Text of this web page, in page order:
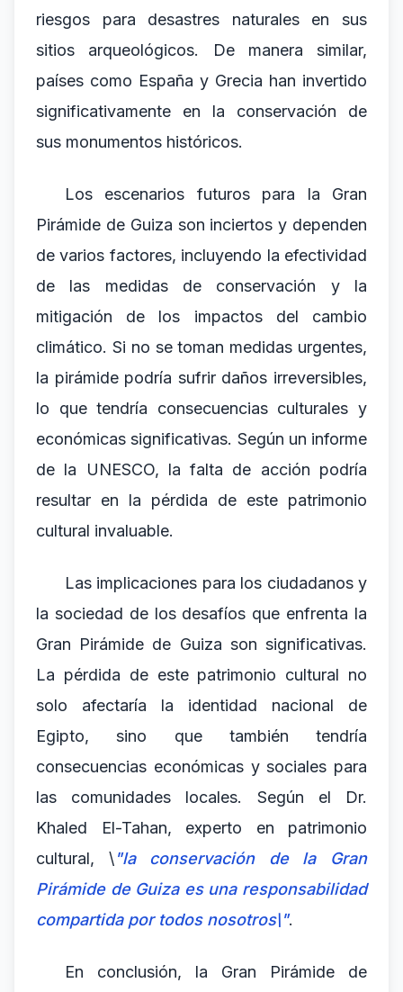
riesgos para desastres naturales en sus
sitios arqueológicos. De manera similar,
países como España y Grecia han invertido
significativamente en la conservación de
sus monumentos históricos.
Los escenarios futuros para la Gran
Pirámide de Guiza son inciertos y dependen
de varios factores, incluyendo la efectividad
de las medidas de conservación y la
mitigación de los impactos del cambio
climático. Si no se toman medidas urgentes,
la pirámide podría sufrir daños irreversibles,
lo que tendría consecuencias culturales y
económicas significativas. Según un informe
de la UNESCO, la falta de acción podría
resultar en la pérdida de este patrimonio
cultural invaluable.
Las implicaciones para los ciudadanos y
la sociedad de los desafíos que enfrenta la
Gran Pirámide de Guiza son significativas.
La pérdida de este patrimonio cultural no
solo afectaría la identidad nacional de
Egipto, sino que también tendría
consecuencias económicas y sociales para
las comunidades locales. Según el Dr.
Khaled El-Tahan, experto en patrimonio
cultural, \"la conservación de la Gran
Pirámide de Guiza es una responsabilidad
compartida por todos nosotros\".
En conclusión, la Gran Pirámide de